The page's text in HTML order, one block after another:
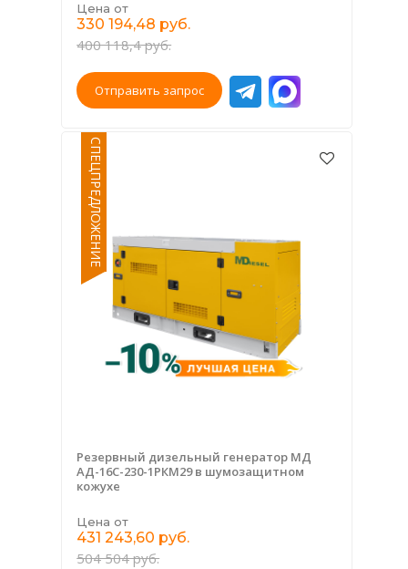
Цена от
330 194,48 руб.
400 118,4 руб.
Отправить запрос
СПЕЦПРЕДЛОЖЕНИЕ
Резервный дизельный генератор МД
АД-16С-230-1РКМ29 в шумозащитном
кожухе
Цена от
431 243,60 руб.
504 504 руб.